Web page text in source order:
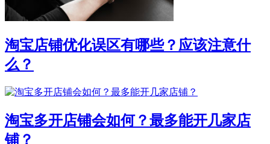
淘宝店铺优化误区有哪些？应该注意什
么？
淘宝多开店铺会如何？最多能开几家店
铺？